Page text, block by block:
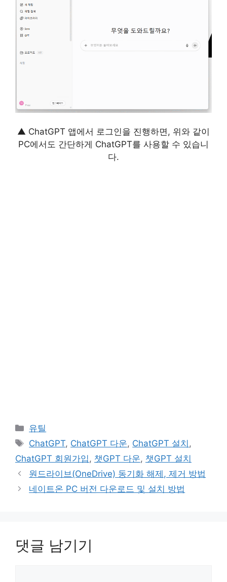
▲ ChatGPT 앱에서 로그인을 진행하면, 위와 같이
PC에서도 간단하게 ChatGPT를 사용할 수 있습니
다.
카
테
리
유틸
태
그
ChatGPT, ChatGPT 다운, ChatGPT 설치 ,
ChatGPT 회원가입 , 챗GPT 다운, 챗GPT 설치
원드라이브(OneDrive) 동기화 해제, 제거 방법
네이트온 PC 버전 다운로드 및 설치 방법
댓글 남기기